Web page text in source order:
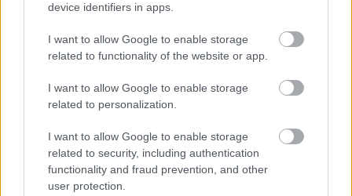
device identifiers in apps.
I want to allow Google to enable storage
related to functionality of the website or app.
I want to allow Google to enable storage
related to personalization.
I want to allow Google to enable storage
related to security, including authentication
functionality and fraud prevention, and other
user protection.
A Marvel Rivals egy remekül sikerült F2P lövölde, amit
milliók élveznek. Ugyanakkor a Marvel Rivalst a NetEase
történelme. A cég minden lehetőséget megragad majd
arra, hogy monetizálhassa a játékaik iránti szeretetünket,
így érdemes lesz vigyázni a pénztárcáinkra a világ
megmentése közben.
A GS már a TikTokon is vár